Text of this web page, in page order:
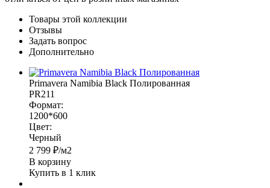
Товары этой коллекции
Отзывы
Задать вопрос
Дополнительно
Primavera Namibia Black Полированная
PR211
Формат:
1200*600
Цвет:
Черный
2 799 ₽/м2
В корзину
Купить в 1 клик